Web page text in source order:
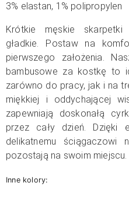
3% elastan, 1% polipropylen
Krótkie męskie
gładkie. Postaw na
pierwszego założenia.
bambusowe za kostkę to
zarówno do pracy, jak i na
miękkiej i oddychającej
zapewniają doskonałą
przez cały dzień. Dzięki
delikatnemu ściągaczowi
pozostają na swoim miejscu.
Inne kolory: